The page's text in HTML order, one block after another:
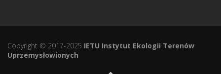
Copyright © 2017-2025 IETU Instytut Ekologii Terenów
Uprzemysłowionych